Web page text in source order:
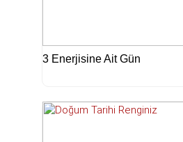
3 Enerjisine Ait Gün